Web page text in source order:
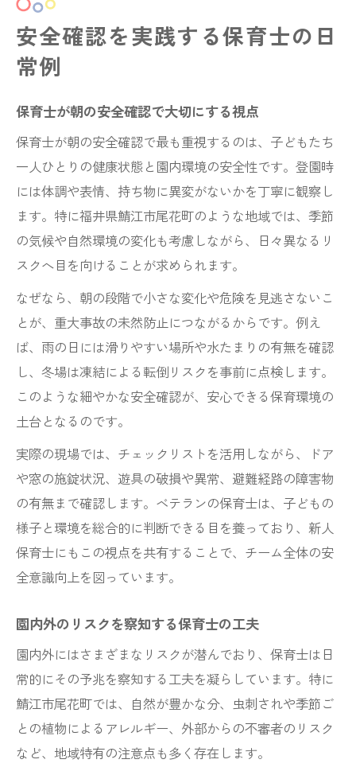
保育士が作る安心な園内環境のポイント
保育士が実践する園庭の危険箇所確認法
保育士と鯖江市職員の連携が生む安全性
尾花町ならではの保育士の安全対策術
尾花町の保育士が心がける地域特有の安全
管理
保育士が地域行事で実践する安全確認の工
夫
地域資源を活用した保育士の見守り体制
公民館や公共施設と連携する保育士の工夫
地域の声を反映した保育士の安全対策例
保育士目線で考える子どもの見守り方
保育士が大切にする子どもの行動観察法
保育士が気づく子どもの小さな変化への対
応
安全確認を徹底する保育士の見守り体制
保育士同士の連携による安心な見守り方法
鯖江市の保育環境と地域特性のポイント
公共施設を活かした保育士の地域連携例
鯖江市の待機児童数と保育士の現場対応
子育て支援で保育士が注目する地域資源
保育士が感じる鯖江市の子育てランキング
安心できる保育の秘訣を現場から解説
安全確認を実践する保育士の日
常例
保育士が朝の安全確認で大切にする視点
保育士が朝の安全確認で最も重視するのは、子どもたち
一人ひとりの健康状態と園内環境の安全性です。登園時
には体調や表情、持ち物に異変がないかを丁寧に観察し
ます。特に福井県鯖江市尾花町のような地域では、季節
の気候や自然環境の変化も考慮しながら、日々異なるリ
スクへ目を向けることが求められます。
なぜなら、朝の段階で小さな変化や危険を見逃さないこ
とが、重大事故の未然防止につながるからです。例え
ば、雨の日には滑りやすい場所や水たまりの有無を確認
し、冬場は凍結による転倒リスクを事前に点検します。
このような細やかな安全確認が、安心できる保育環境の
土台となるのです。
実際の現場では、チェックリストを活用しながら、ドア
や窓の施錠状況、遊具の破損や異常、避難経路の障害物
の有無まで確認します。ベテランの保育士は、子どもの
様子と環境を総合的に判断できる目を養っており、新人
保育士にもこの視点を共有することで、チーム全体の安
全意識向上を図っています。
園内外のリスクを察知する保育士の工夫
園内外にはさまざまなリスクが潜んでおり、保育士は日
常的にその予兆を察知する工夫を凝らしています。特に
鯖江市尾花町では、自然が豊かな分、虫刺されや季節ご
との植物によるアレルギー、外部からの不審者のリスク
など、地域特有の注意点も多く存在します。